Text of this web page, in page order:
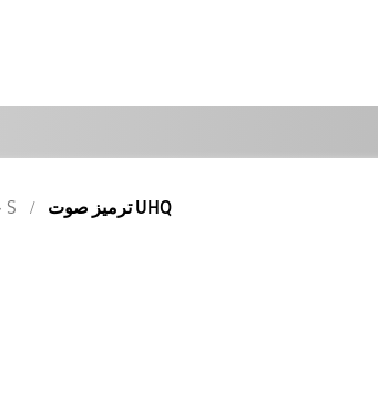
جالاكسى S ترميز صوت UHQ